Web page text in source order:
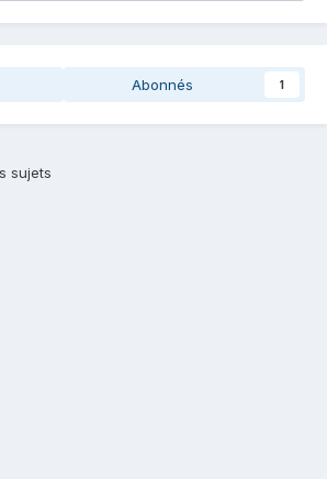
Abonnés 1
sujets